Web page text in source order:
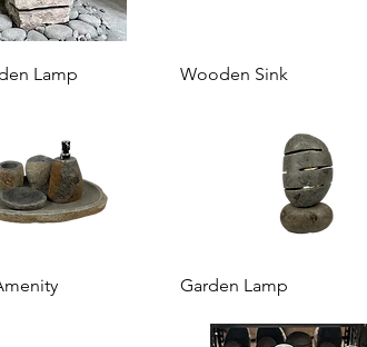
rapide
Lamp Aperçu rapide
Wooden Sink
rapide Aperçu rapide
Garden Lamp